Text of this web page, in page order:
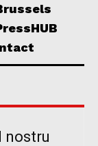
nostru